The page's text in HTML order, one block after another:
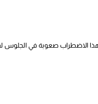
الاضطراب صعوبة في الجلوس